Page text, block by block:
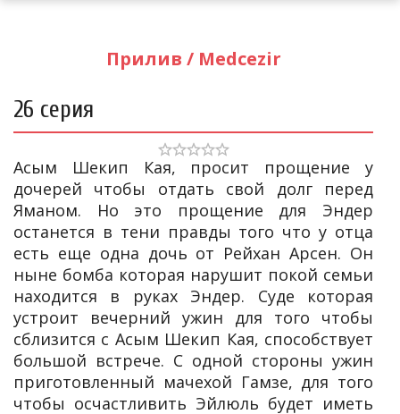
Прилив / Medcezir
26 серия
Асым Шекип Кая, просит прощение у
дочерей чтобы отдать свой долг перед
Яманом. Но это прощение для Эндер
останется в тени правды того что у отца
есть еще одна дочь от Рейхан Арсен. Он
ныне бомба которая нарушит покой семьи
находится в руках Эндер. Суде которая
устроит вечерний ужин для того чтобы
сблизится с Асым Шекип Кая, способствует
большой встрече. С одной стороны ужин
приготовленный мачехой Гамзе, для того
чтобы осчастливить Эйлюль будет иметь